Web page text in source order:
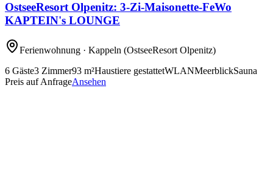
OstseeResort Olpenitz: 3-Zi-Maisonette-FeWo
KAPTEIN's LOUNGE
Ferienwohnung · Kappeln (OstseeResort Olpenitz)
6 Gäste3 Zimmer93 m²Haustiere gestattetWLANMeerblickSauna
Preis auf AnfrageAnsehen